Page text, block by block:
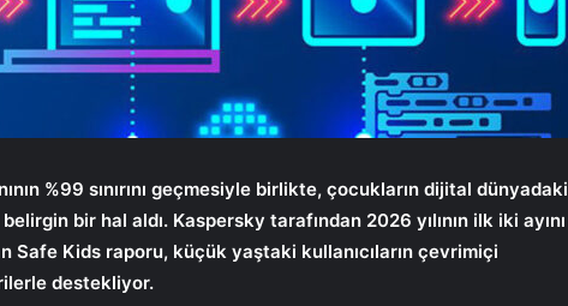
%99 sınırını geçmesiyle birlikte, çocukların dijital dünyadaki
bir hal aldı. Kaspersky tarafından 2026 yılının ilk iki ayını
Safe Kids raporu, küçük yaştaki kullanıcıların çevrimiçi
destekliyor.